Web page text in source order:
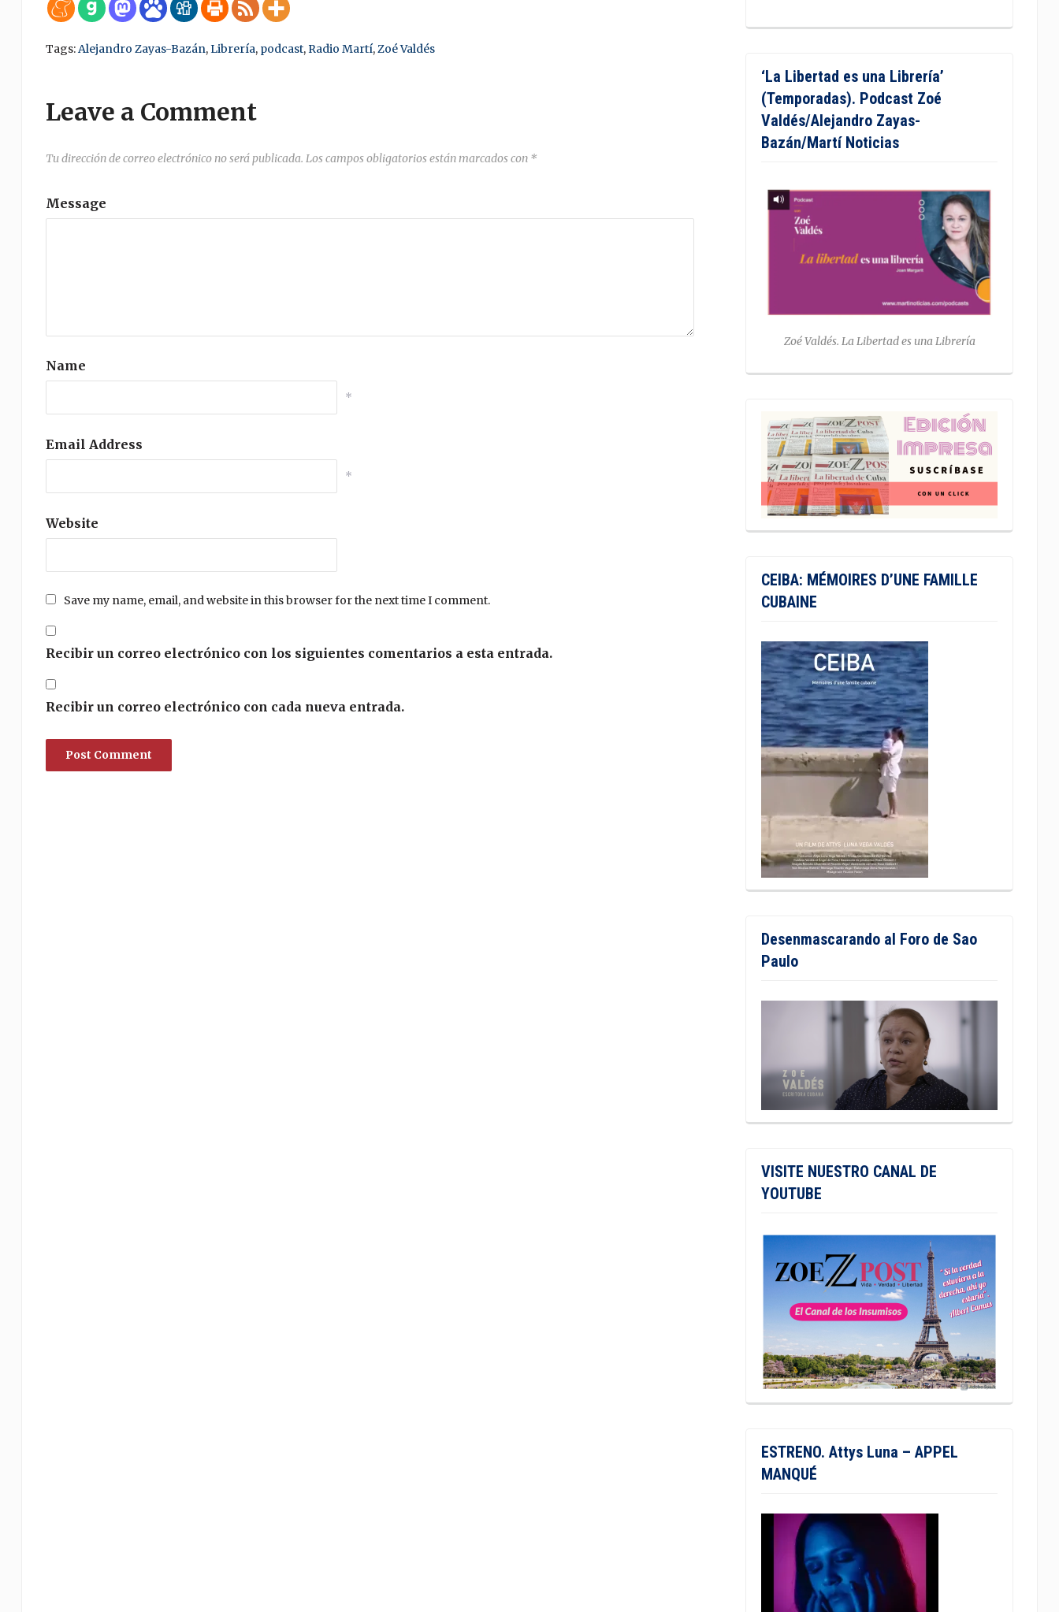
Tags:Alejandro Zayas-Bazán,Librería, podcast,Radio Martí,Zoé Valdés
Leave a Comment
Tu dirección de correo electrónico no será publicada. Los campos obligatorios están marcados con *
Message
Name
*
Email Address
*
Website
Save my name, email, and website in this browser for the next time I comment.
Recibir un correo electrónico con los siguientes comentarios a esta entrada.
Recibir un correo electrónico con cada nueva entrada.
‘La Libertad es una Librería’
(Temporadas). Podcast Zoé
Valdés/Alejandro Zayas-
Bazán/Martí Noticias
Zoé Valdés. La Libertad es una Librería
CEIBA: MÉMOIRES D’UNE FAMILLE
CUBAINE
Desenmascarando al Foro de Sao
Paulo
VISITE NUESTRO CANAL DE
YOUTUBE
ESTRENO. Attys Luna – APPEL
MANQUÉ